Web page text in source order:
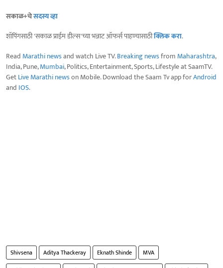
सकाळ+चेसदस्य व्हा
शॉपिंगसाठी 'सकाळ प्राईम डील्स'च्या भन्नाट ऑफर्स पाहण्यासाठीक्लिक करा.
Read Marathi newsand watch Live TV.Breaking newsfrom Maharashtra,
India, Pune,Mumbai, Politics, Entertainment, Sports, Lifestyle at SaamTV.
GetLive Marathi newson Mobile. Download the Saam Tv app forAndroid
and IOS.
Shivsena Aditya Thackeray Eknath Shinde
MVA